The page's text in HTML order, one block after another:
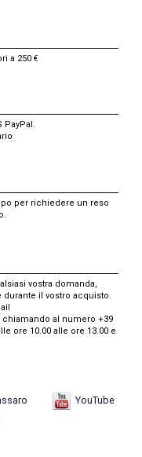
a 250 €
PayPal.
per richiedere un reso
vostra domanda,
il vostro acquisto.
chiamando al numero +39
ore 10.00 alle ore 13.00 e
YouTube